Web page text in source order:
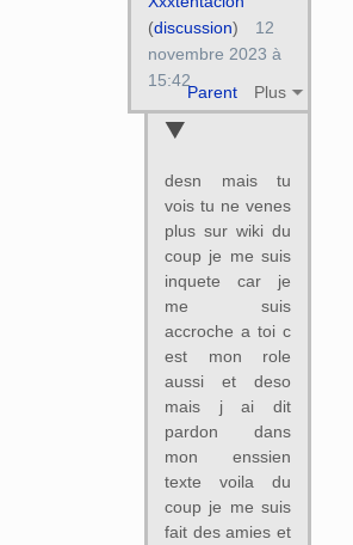
Parent Plus
(discussion)
12
novembre 2023 à
15:42
desn mais tu
vois tu ne venes
plus sur wiki du
coup je me suis
inquete car je
me suis
accroche a toi c
est mon role
aussi et deso
mais j ai dit
pardon dans
mon enssien
texte voila du
coup je me suis
fait des amies et